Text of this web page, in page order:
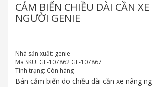
CẢM BIẾN CHIỀU DÀI CẦN
NGƯỜI GENIE
Nhà sản xuất: genie
Mã SKU: GE-107862 GE-107867
Tình trạng: Còn hàng
Bán cảm biến do chiều dài cần xe nâng